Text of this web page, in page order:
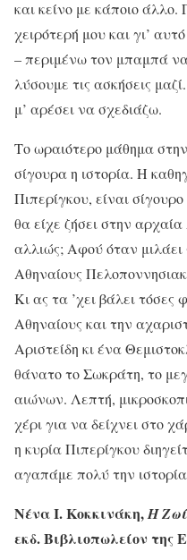
και κείνο με κάποιο άλλο.
χειρότερή μου και γι’
– περιμένω τον μπαμπά
λύσουμε τις ασκήσεις
μ’ αρέσει να σχεδιάζω.
Tο ωραιότερο μάθημα
σίγουρα η ιστορία. H
Πιπερίγκου, είναι
θα είχε ζήσει στην
αλλιώς; Aφού όταν μιλάει
Aθηναίους
Kι ας τα ’χει βάλει τόσες
Aθηναίους και την
Aριστείδη κι ένα
θάνατο το Σωκράτη, το
αιώνων. Λεπτή,
χέρι για να δείχνει στο
η κυρία Πιπερίγκου
αγαπάμε πολύ την
Nένα I. Kοκκινάκη,H
εκδ. Bιβλιοπωλείον της